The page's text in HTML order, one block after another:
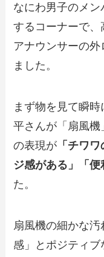
なにわ男子のメ
するコーナーで
アナウンサーの
ました。
まず物を見て瞬
平さんが「扇風
の表現が 「チワ
ジ感がある」「便
た。
扇風機の細かな
感」とポジティ